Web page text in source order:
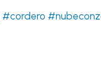
#cordero